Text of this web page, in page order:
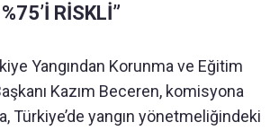
RİSKLİ”
Yangından Korunma ve Eğitim
Kazım Beceren, komisyona
Türkiye’de yangın yönetmeliğindeki